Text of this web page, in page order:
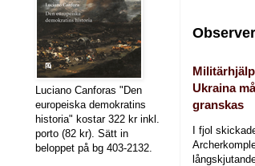
Luciano Canforas "Den
europeiska demokratins
historia" kostar 322 kr inkl.
porto (82 kr). Sätt in
beloppet på bg 403-2132.
Ukraina
granskas
I fjol